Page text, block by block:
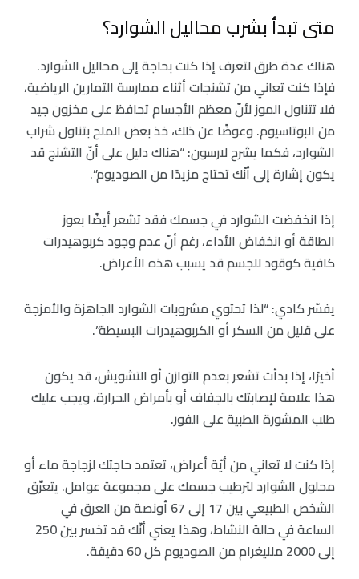
متى تبدأ بشرب محاليل الشوارد؟
هناك عدة طرق لتعرف إذا كنت بحاجة إلى محاليل الشوارد.
فإذا كنت تعاني من تشنجات أثناء ممارسة التمارين الرياضية،
فلا تتناول الموز لأنّ معظم الأجسام تحافظ على مخزون جيد
من البوتاسيوم. وعوضًا عن ذلك، خذ بعض الملح بتناول شراب
الشوارد، فكما يشرح لارسون: “هناك دليل على أنّ التشنج قد
يكون إشارة إلى أنّك تحتاج مزيدًا من الصوديوم”.
إذا انخفضت الشوارد في جسمك فقد تشعر أيضًا بعوز
الطاقة أو انخفاض الأداء، رغم أنّ عدم وجود كربوهيدرات
كافية كوقود للجسم قد يسبب هذه الأعراض.
يفسّر كادي: “لذا تحتوي مشروبات الشوارد الجاهزة والأمزجة
على قليل من السكر أو الكربوهيدرات البسيطة”.
أخيرًا، إذا بدأت تشعر بعدم التوازن أو التشويش، قد يكون
هذا علامة لإصابتك بالجفاف أو بأمراض الحرارة، ويجب عليك
طلب المشورة الطبية على الفور.
إذا كنت لا تعاني من أيّة أعراض، تعتمد حاجتك لزجاجة ماء أو
محلول الشوارد لترطيب جسمك على مجموعة عوامل. يتعرّق
الشخص الطبيعي بين 17 إلى 67 أونصة من العرق في
الساعة في حالة النشاط، وهذا يعني أنّك قد تخسر بين 250
إلى 2000 ملليغرام من الصوديوم كل 60 دقيقة.